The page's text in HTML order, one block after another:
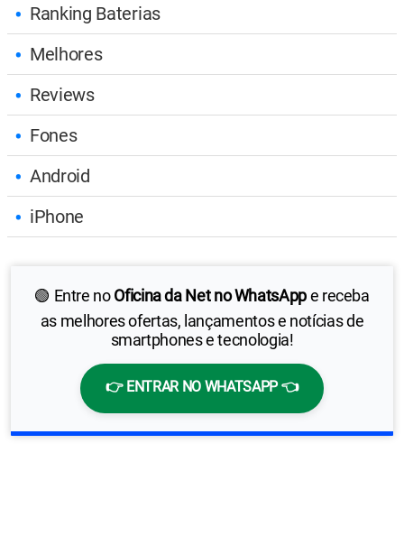
Ranking Baterias
Melhores
Reviews
Fones
Android
iPhone
🟢 Entre noOficina da Net no WhatsAppe receba
as melhores ofertas, lançamentos e notícias de
smartphones e tecnologia!
👉 ENTRAR NO WHATSAPP 👈